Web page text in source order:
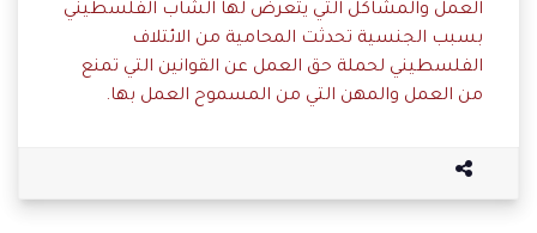
العمل والمشاكل التي يتعرض لها الشاب الفلسطيني
بسبب الجنسية تحدثت المحامية من الائتلاف
الفلسطيني لحملة حق العمل عن القوانين التي تمنع
من العمل والمهن التي من المسموح العمل بها.